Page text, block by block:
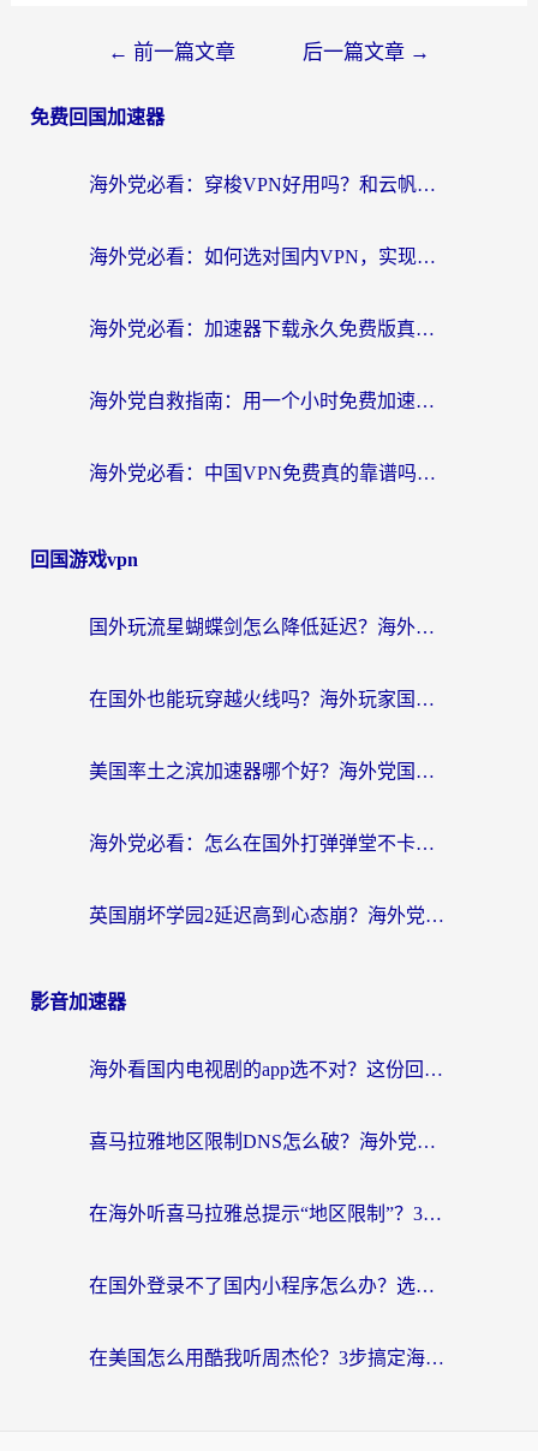
← 前一篇文章 后一篇文章 →
免费回国加速器
海外党必看：穿梭VPN好用吗？和云帆VPN对比哪个回国效果更好？附真实测评+避坑指南
海外党必看：如何选对国内VPN，实现无缝访问国内资源？
海外党必看：加速器下载永久免费版真的存在吗？教你无缝访问国内资源的正确姿势
海外党自救指南：用一个小时免费加速器，轻松打破国内资源访问壁垒？
海外党必看：中国VPN免费真的靠谱吗？手把手教你选对回国加速器
回国游戏vpn
国外玩流星蝴蝶剑怎么降低延迟？海外党必看的加速秘籍（含欧洲鸣潮&彩虹岛优化攻略）
在国外也能玩穿越火线吗？海外玩家国服游戏畅玩终极指南
美国率土之滨加速器哪个好？海外党国服游戏畅玩终极指南（附多游戏解决方案）
海外党必看：怎么在国外打弹弹堂不卡？番茄加速器亲测指南
英国崩坏学园2延迟高到心态崩？海外党国服游戏加速终极指南
影音加速器
海外看国内电视剧的app选不对？这份回国加速器避坑指南帮你流畅追剧
喜马拉雅地区限制DNS怎么破？海外党听国内音乐听书的终极解决方案
在海外听喜马拉雅总提示“地区限制”？3步轻松解除+听国内音乐全攻略
在国外登录不了国内小程序怎么办？选对回国加速器，轻松解锁国内资源
在美国怎么用酷我听周杰伦？3步搞定海外听歌难题